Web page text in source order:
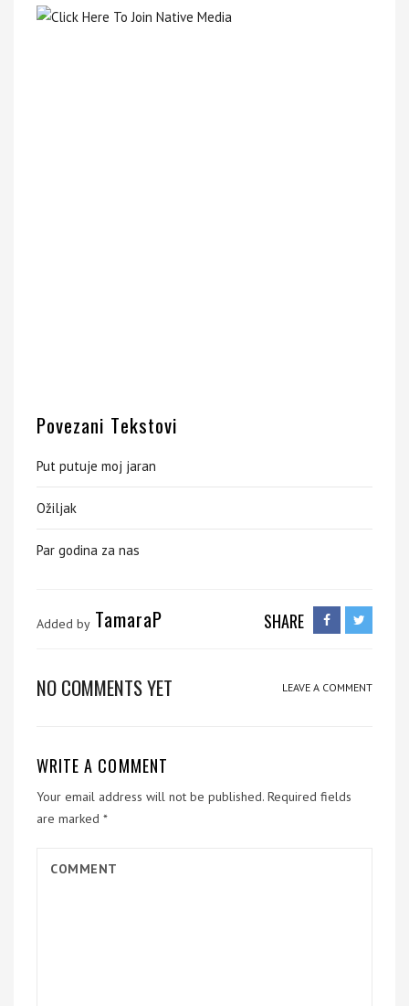
Povezani Tekstovi
Put putuje moj jaran
Ožiljak
Par godina za nas
Added by TamaraP SHARE
NO COMMENTS YET LEAVE A COMMENT
WRITE A COMMENT
Your email address will not be published. Required fields
are marked *